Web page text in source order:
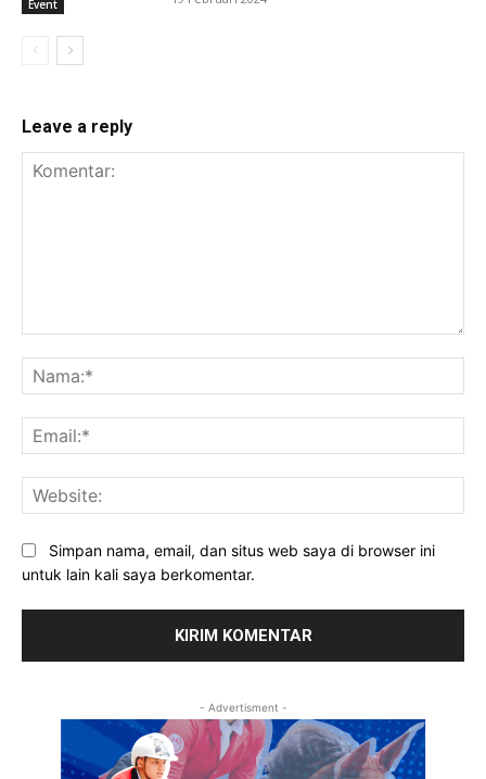
Event
Leave a reply
Simpan nama, email, dan situs web saya di browser ini
untuk lain kali saya berkomentar.
- Advertisment -